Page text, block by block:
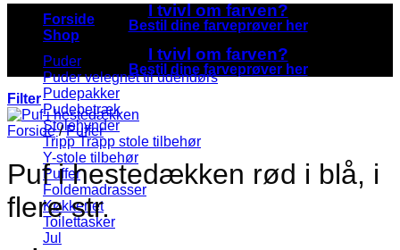
Forside
Shop
Puder
Puder velegnet til udendørs
Pudepakker
Pudebetræk
Stolehynder
Tripp Trapp stole tilbehør
Y-stole tilbehør
Puffer
Foldemadrasser
Køkkenet
Toilettasker
Jul
I tvivl om farven?
Bestil dine farveprøver her
I tvivl om farven?
Bestil dine farveprøver her
Filter
Forside / Puffer
Puf i hestedækken rød i blå, i
flere str.